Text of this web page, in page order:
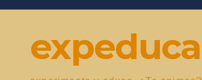
Saltar
contenidoexpeduca